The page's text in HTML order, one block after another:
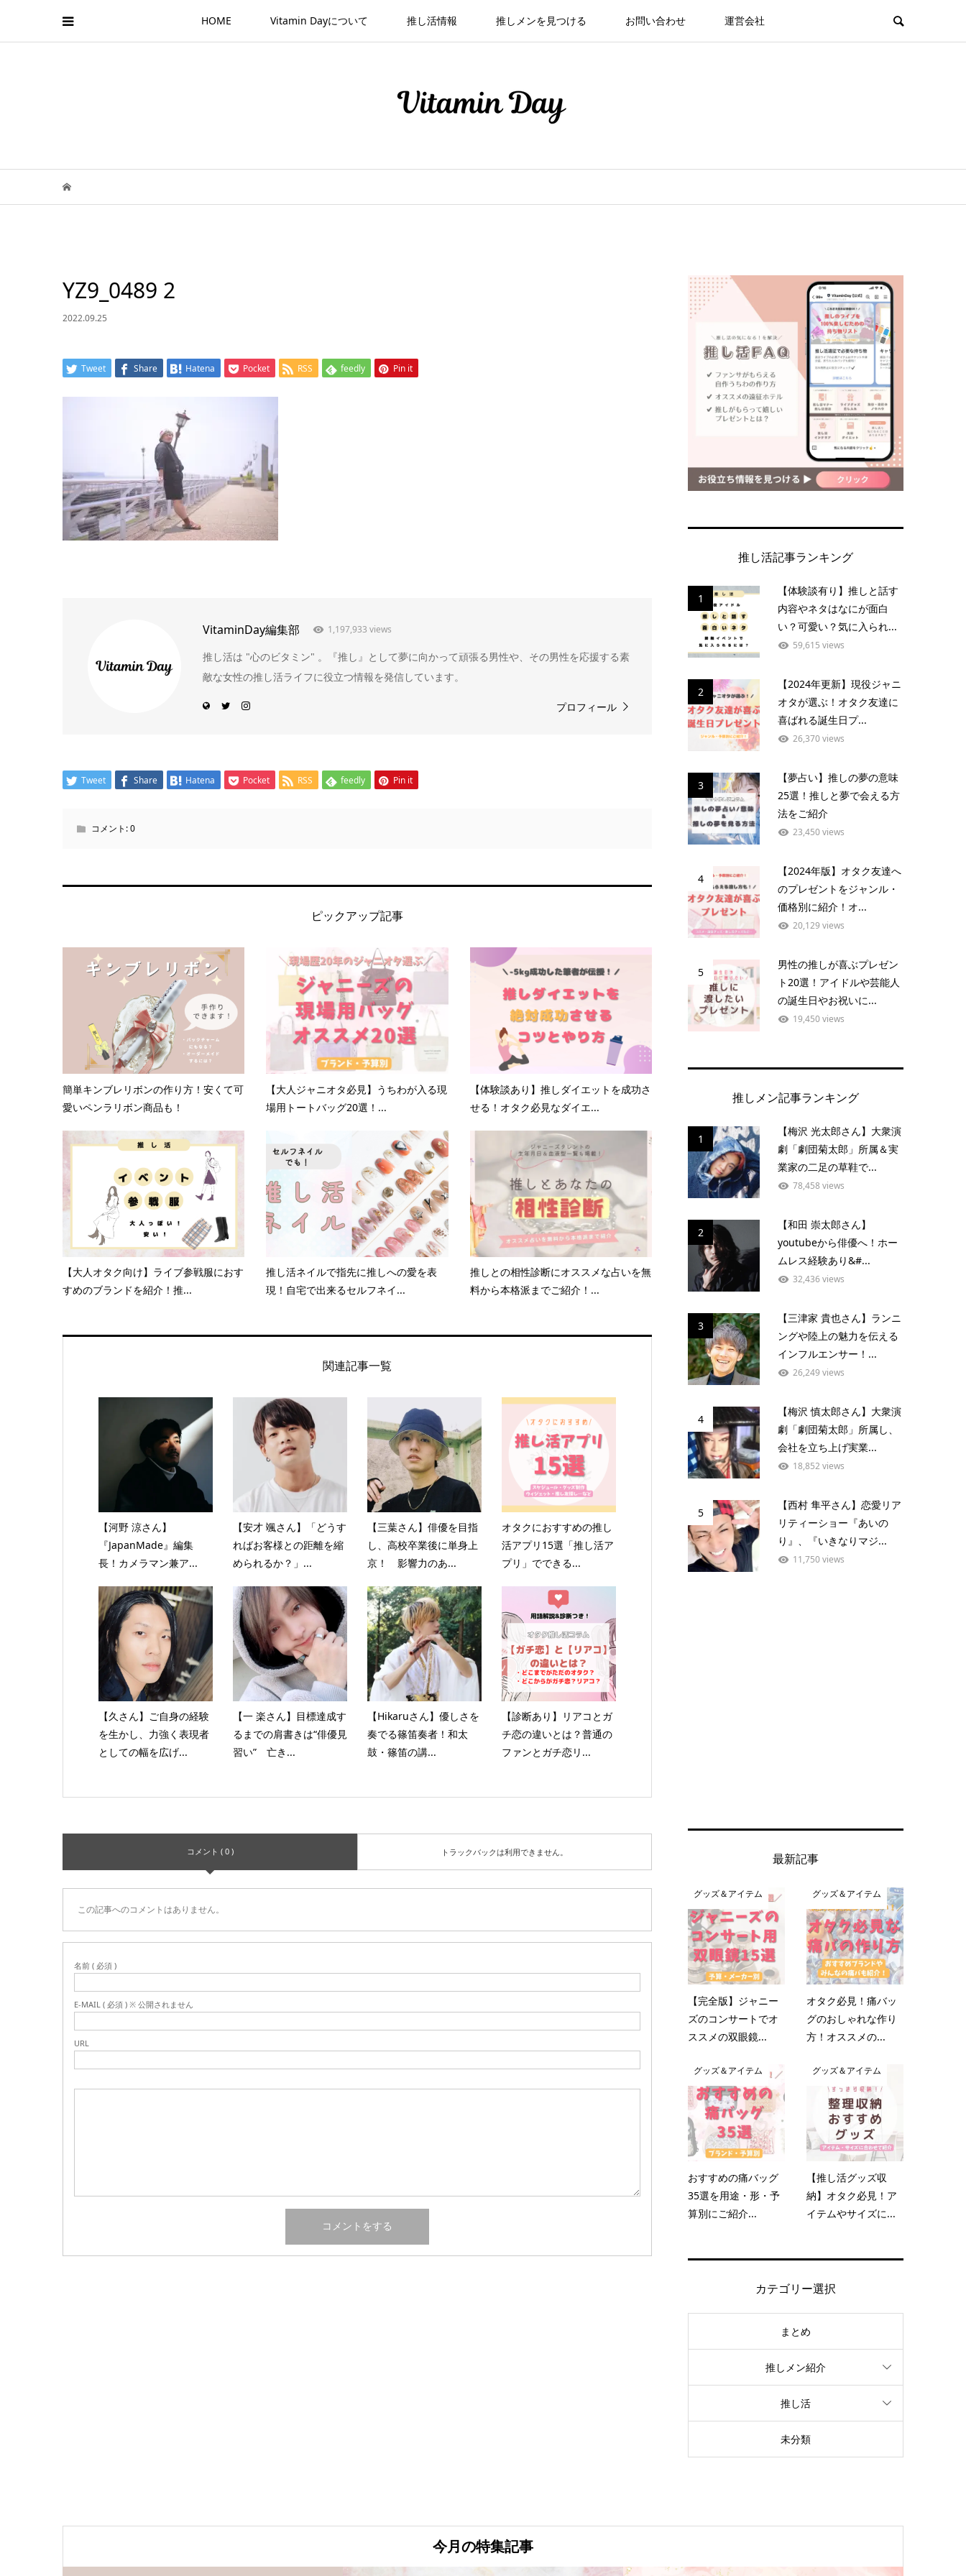
HOME Vitamin Dayについて 推し活情報 推しメンを見つける お問い合わせ 運営会社
YZ9_0489 2
2022.09.25
Tweet Share Hatena Pocket RSS feedly Pin it
VitaminDay編集部 1,197,933 views
推し活は "心のビタミン" 。『推し』として夢に向かって頑張る男性や、その男性を応援する素
敵な女性の推し活ライフに役立つ情報を発信しています。
プロフィール
Tweet Share Hatena Pocket RSS feedly Pin it
コメント:0
ピックアップ記事
簡単キンブレリボンの作り方！安くて可
愛いペンラリボン商品も！
【大人ジャニオタ必見】うちわが入る現
場用トートバッグ20選！...
【体験談あり】推しダイエットを成功さ
せる！オタク必見なダイエ...
【大人オタク向け】ライブ参戦服におす
すめのブランドを紹介！推...
推し活ネイルで指先に推しへの愛を表
現！自宅で出来るセルフネイ...
推しとの相性診断にオススメな占いを無
料から本格派までご紹介！...
関連記事一覧
【河野 涼さん】
『JapanMade』編集
長！カメラマン兼ア...
【安才 颯さん】「どうす
ればお客様との距離を縮
められるか？」...
【三葉さん】俳優を目指
し、高校卒業後に単身上
京！ 影響力のあ...
オタクにおすすめの推し
活アプリ15選「推し活ア
プリ」でできる...
【久さん】ご自身の経験
を生かし、力強く表現者
としての幅を広げ...
【一 楽さん】目標達成す
るまでの肩書きは“俳優見
習い” 亡き...
【Hikaruさん】優しさを
奏でる篠笛奏者！和太
鼓・篠笛の講...
【診断あり】リアコとガ
チ恋の違いとは？普通の
ファンとガチ恋リ...
コメント ( 0 ) トラックバックは利用できません。
この記事へのコメントはありません。
名前 ( 必須 )
E-MAIL ( 必須 ) ※ 公開されません
URL
推し活記事ランキング
1
【体験談有り】推しと話す
内容やネタはなにが面白
い？可愛い？気に入られ...
59,615 views
2
【2024年更新】現役ジャニ
オタが選ぶ！オタク友達に
喜ばれる誕生日プ...
26,370 views
3
【夢占い】推しの夢の意味
25選！推しと夢で会える方
法をご紹介
23,450 views
4
【2024年版】オタク友達へ
のプレゼントをジャンル・
価格別に紹介！オ...
20,129 views
5
男性の推しが喜ぶプレゼン
ト20選！アイドルや芸能人
の誕生日やお祝いに...
19,450 views
推しメン記事ランキング
1
【梅沢 光太郎さん】大衆演
劇「劇団菊太郎」所属＆実
業家の二足の草鞋で...
78,458 views
2
【和田 崇太郎さん】
youtubeから俳優へ！ホー
ムレス経験あり&#...
32,436 views
3
【三津家 貴也さん】ランニ
ングや陸上の魅力を伝える
インフルエンサー！...
26,249 views
4
【梅沢 慎太郎さん】大衆演
劇「劇団菊太郎」所属し、
会社を立ち上げ実業...
18,852 views
5
【西村 隼平さん】恋愛リア
リティーショー『あいの
り』、『いきなりマジ...
11,750 views
最新記事
グッズ＆アイテム
【完全版】ジャニー
ズのコンサートでオ
ススメの双眼鏡...
グッズ＆アイテム
オタク必見！痛バッ
グのおしゃれな作り
方！オススメの...
グッズ＆アイテム
おすすめの痛バッグ
35選を用途・形・予
算別にご紹介...
グッズ＆アイテム
【推し活グッズ収
納】オタク必見！ア
イテムやサイズに...
カテゴリー選択
まとめ
推しメン紹介
推し活
未分類
今月の特集記事